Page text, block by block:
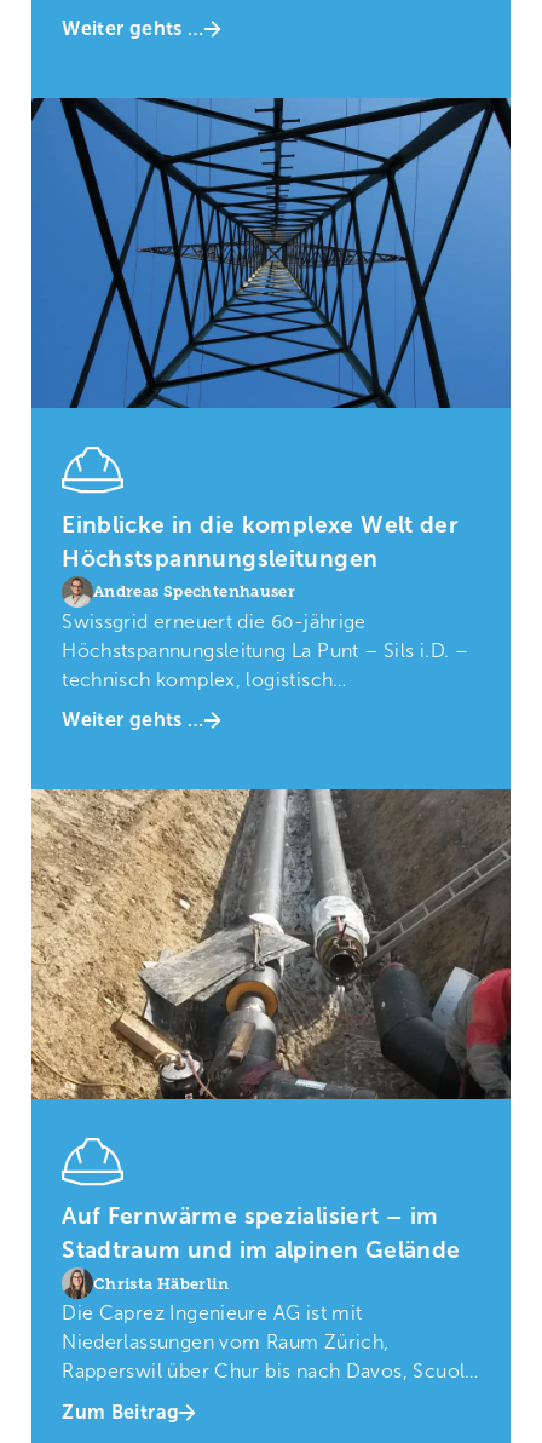
erhält die Oberstufenschule Weiningen eine
funktionale, nachhaltige und technisch
Weiter gehts …
Einblicke in die komplexe Welt der
Höchstspannungsleitungen
Andreas Spechtenhauser
Swissgrid erneuert die 60-jährige
Höchstspannungsleitung La Punt – Sils i.D. –
technisch komplex, logistisch
herausfordernd.
Weiter gehts …
Auf Fernwärme spezialisiert – im
Stadtraum und im alpinen Gelände
Christa Häberlin
Die Caprez Ingenieure AG ist mit
Niederlassungen vom Raum Zürich,
Rapperswil über Chur bis nach Davos, Scuol
und Oberengadin präsent.
Zum Beitrag